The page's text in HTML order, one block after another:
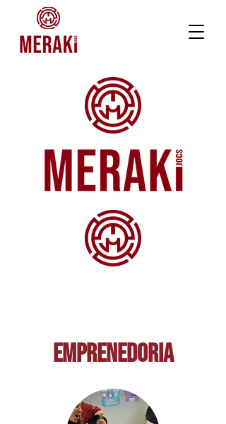
EMPRENEDORIA